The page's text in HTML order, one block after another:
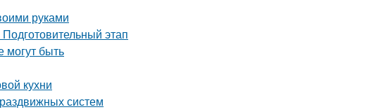
руками
этап
могут быть
кухни
систем